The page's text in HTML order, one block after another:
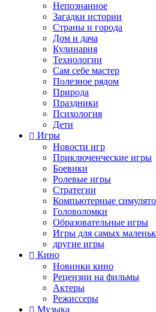
Непознанное
Загадки истории
Страны и города
Дом и дача
Кулинария
Технологии
Сам себе мастер
Полезное рядом
Природа
Праздники
Психология
Дети
Игры
Новости игр
Приключенческие игры
Боевики
Ролевые игры
Стратегии
Компьютерные
Головоломки
Образовательные игры
Игры для самых
другие игры
Кино
Новинки кино
Рецензии на фильмы
Актеры
Режиссеры
Музыка